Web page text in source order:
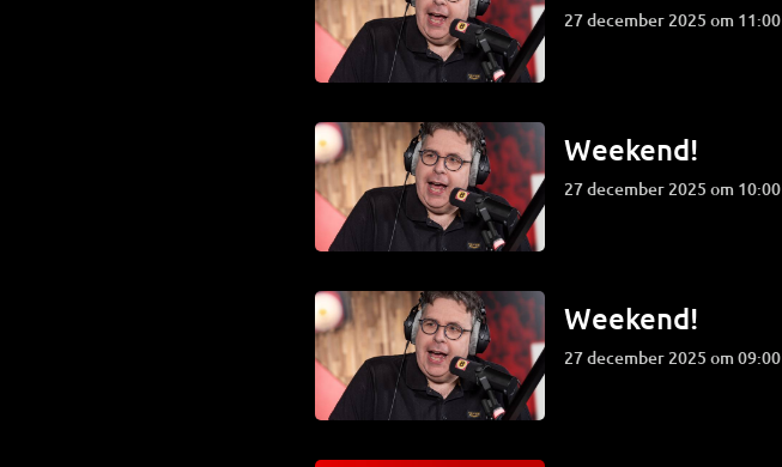
27 december 2025 om 11:00
Weekend!
27 december 2025 om 10:00
Weekend!
27 december 2025 om 09:00